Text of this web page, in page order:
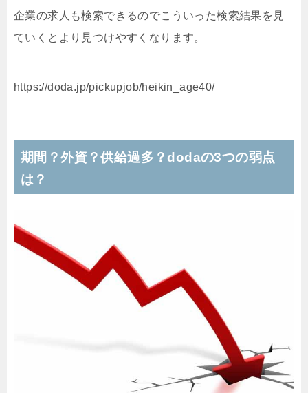
企業の求人も検索できるのでこういった検索結果を見
ていくとより見つけやすくなります。
https://doda.jp/pickupjob/heikin_age40/
期間？外資？供給過多？dodaの3つの弱点
は？